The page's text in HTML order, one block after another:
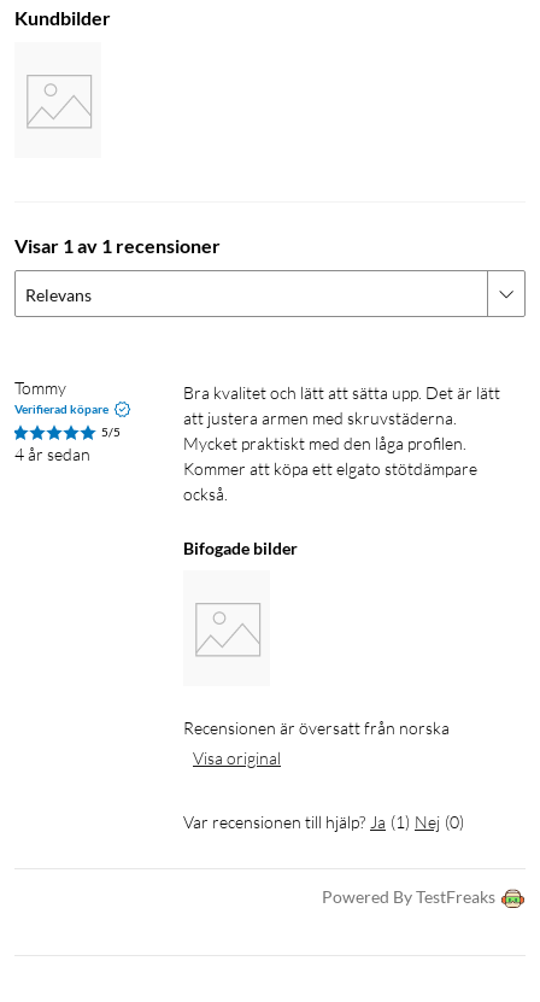
Kundbilder
Visar 1 av 1 recensioner
Relevans
Tommy
Verifierad köpare
5/5
4 år sedan
Bra kvalitet och lätt att sätta upp. Det är lätt
att justera armen med skruvstäderna.
Mycket praktiskt med den låga profilen.
Kommer att köpa ett elgato stötdämpare
också.
Bifogade bilder
Recensionen är översatt från norska
Visa original
Var recensionen till hjälp? Ja (1) Nej (0)
Powered By TestFreaks